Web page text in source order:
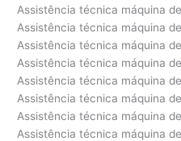
Assistência técnica máquina
Assistência técnica máquina
Assistência técnica máquina
Assistência técnica máquina
Assistência técnica máquina
Assistência técnica máquina
Assistência técnica máquina
Assistência técnica máquina